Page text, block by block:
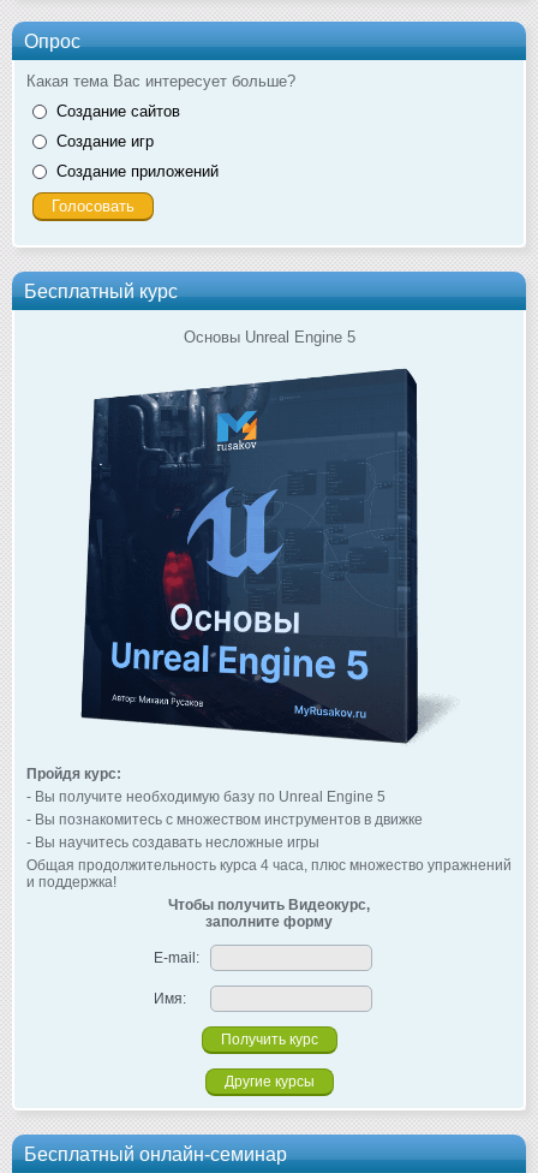
Опрос
Какая тема Вас интересует больше?
Создание сайтов
Создание игр
Создание приложений
Бесплатный курс
Основы Unreal Engine 5
Пройдя курс:
- Вы получите необходимую базу по Unreal Engine 5
- Вы познакомитесь с множеством инструментов в движке
- Вы научитесь создавать несложные игры
Общая продолжительность курса 4 часа, плюс множество упражнений
и поддержка!
Чтобы получить Видеокурс,
заполните форму
E-mail:
Имя:
Другие курсы
Бесплатный онлайн-семинар